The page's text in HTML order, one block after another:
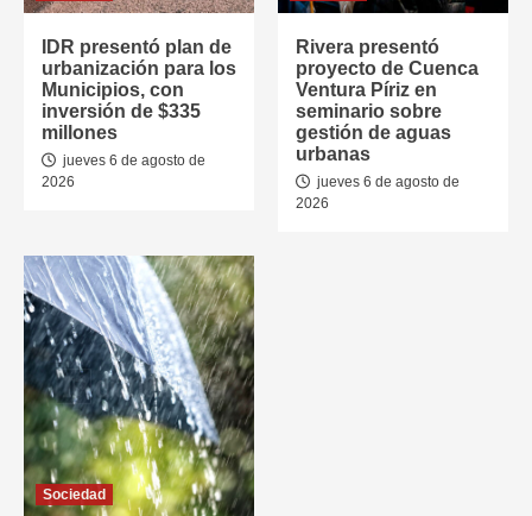
IDR presentó plan de
urbanización para los
Municipios, con
inversión de $335
millones
jueves 6 de agosto de
2026
Rivera presentó
proyecto de Cuenca
Ventura Píriz en
seminario sobre
gestión de aguas
urbanas
jueves 6 de agosto de
2026
Sociedad